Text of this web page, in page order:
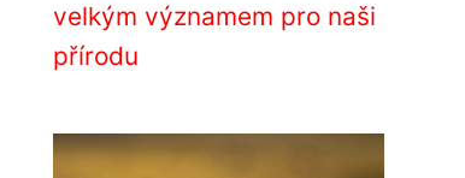
velkým významem pro naši
přírodu